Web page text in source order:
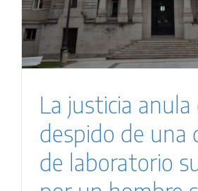
La justicia anula
despido de una
de laboratorio